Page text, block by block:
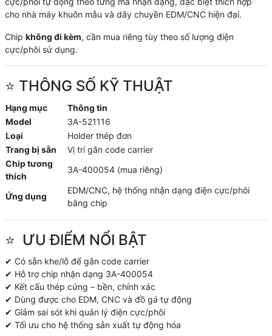
cho nhà máy khuôn mẫu và dây chuyền EDM/CNC hiện đại.
Chip không đi kèm, cần mua riêng tùy theo số lượng điện
cực/phôi sử dụng.
⭐ THÔNG SỐ KỸ THUẬT
Hạng mục
Thông tin
Model
3A-521116
Loại
Holder thép đơn
Trang bị sẵn
Vị trí gắn code carrier
Chip tương
thích
3A-400054 (mua riêng)
Ứng dụng
EDM/CNC, hệ thống nhận dạng điện cực/phôi
bằng chip
⭐ ƯU ĐIỂM NỔI BẬT
✔ Có sẵn khe/lỗ để gắn code carrier
✔ Hỗ trợ chip nhận dạng 3A-400054
✔ Kết cấu thép cứng – bền, chính xác
✔ Dùng được cho EDM, CNC và đồ gá tự động
✔ Giảm sai sót khi quản lý điện cực/phôi
✔ Tối ưu cho hệ thống sản xuất tự động hóa